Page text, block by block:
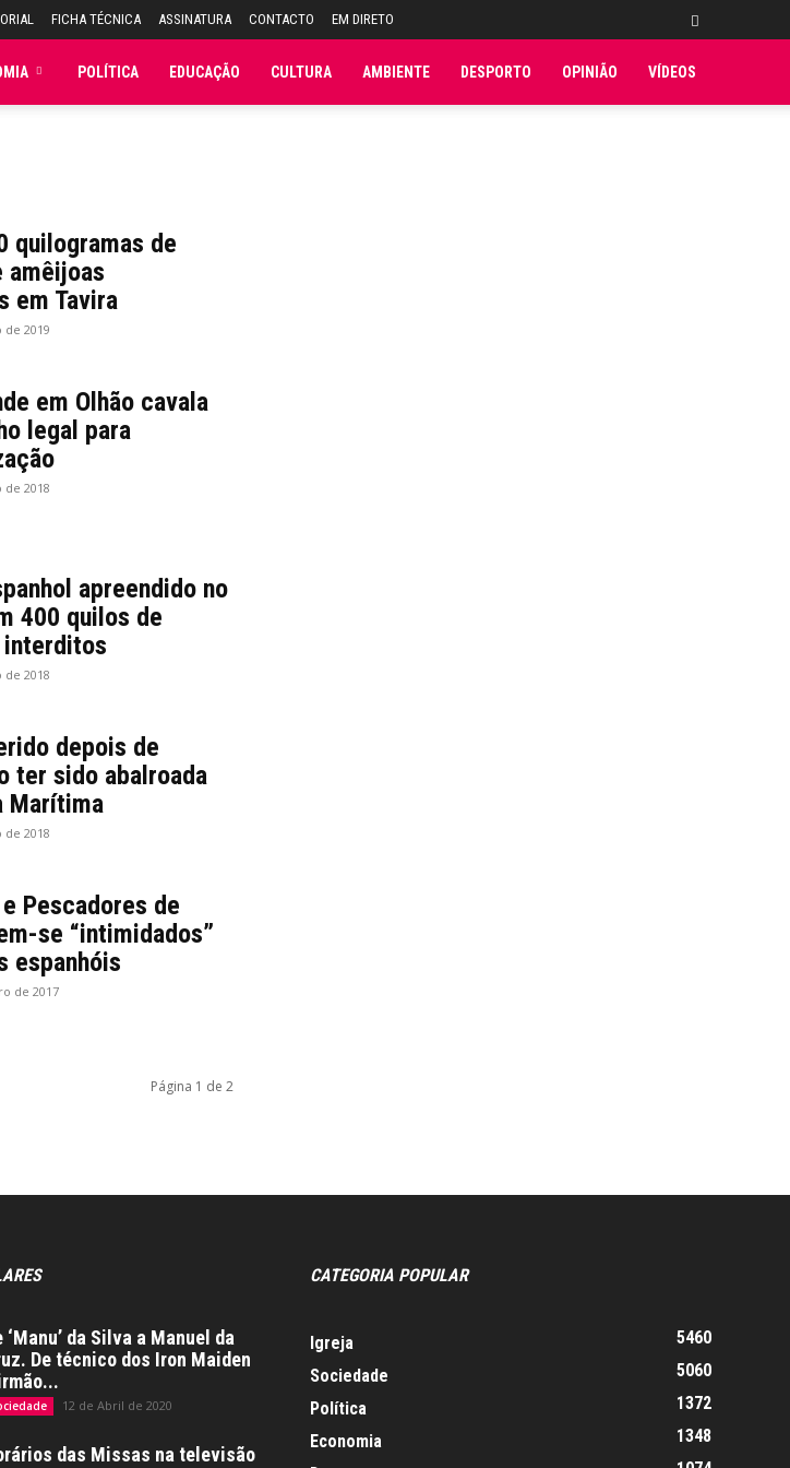
FICHA TÉCNICA ASSINATURA CONTACTO EM DIRETO
POLÍTICA EDUCAÇÃO CULTURA AMBIENTE DESPORTO OPINIÃO VÍDEOS
quilogramas de
amêijoas
em Tavira
de 2019
em Olhão cavala
legal para
de 2018
apreendido no
400 quilos de
de 2018
depois de
ter sido abalroada
Marítima
de 2018
Pescadores de
se “intimidados”
espanhóis
de 2017
Página 1 de 2
‘Manu’ da Silva a Manuel da
De técnico dos Iron Maiden
12 de Abril de 2020
das Missas na televisão
CATEGORIA POPULAR
Igreja
5460
Sociedade
5060
Política
1372
Economia
1348